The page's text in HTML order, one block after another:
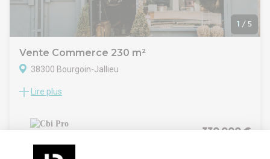
(RSAC N°413 744 459 - Greffe de GRENOBLE) Jean-Pierre
THONIEL Entrepreneur Individuel 06 15 59 15 93 - Réf.951409
1 / 5
Vente Commerce 230 m²
38300 Bourgoin-Jallieu
Rare sur Bourgoin Jallieu, local commercial permettant
Excellente visibilité sur un axe passant.
D'une largeur de 8 mètres, il dispose d'une vitrine d'environ
luminosité naturelle et une mise en avant optimale de votre
Lire plus
330 000 €